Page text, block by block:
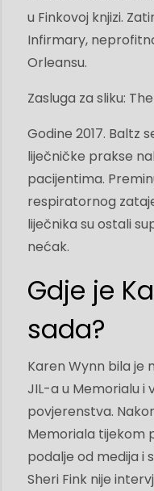
u Finkovoj knjizi.
Infirmary,
Orleansu.
Zasluga za sliku:
Godine 2017. Baltz
liječničke prakse
pacijentima.
respiratornog
liječnika su ostali
nećak.
Gdje je
sada?
Karen Wynn bila je
JIL-a u Memorialu
povjerenstva.
Memoriala tijekom
podalje od medija i
Sheri Fink nije